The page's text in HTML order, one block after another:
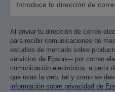
Al enviar tu dirección de correo
para recibir comunicaciones de
estudios de mercado sobre
servicios de Epson— por correo
comunicación electrónica, a partir
que usas la web, tal y como se
información sobre privacidad de